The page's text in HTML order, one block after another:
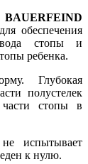
BAUERFEIND
обеспечения
стопы и
ребенка.
Глубокая
полустелек
стопы в
испытывает
к нулю.